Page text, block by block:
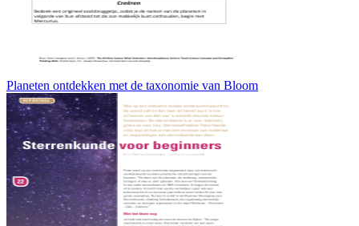
Planeten ontdekken met de taxonomie van Bloom